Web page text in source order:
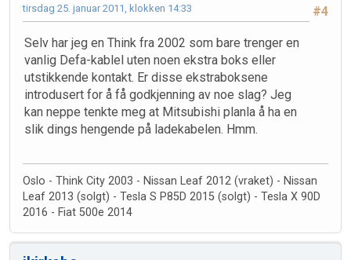
#4
tirsdag 25. januar 2011, klokken 14:33
Selv har jeg en Think fra 2002 som bare trenger en
vanlig Defa-kablel uten noen ekstra boks eller
utstikkende kontakt. Er disse ekstraboksene
introdusert for å få godkjenning av noe slag? Jeg
kan neppe tenkte meg at Mitsubishi planla å ha en
slik dings hengende på ladekabelen. Hmm.
Oslo - Think City 2003 - Nissan Leaf 2012 (vraket) - Nissan
Leaf 2013 (solgt) - Tesla S P85D 2015 (solgt) - Tesla X 90D
2016 - Fiat 500e 2014